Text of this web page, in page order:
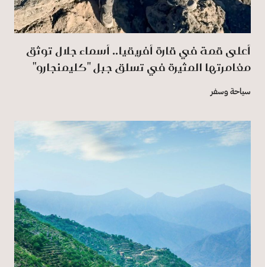
أعلى قمة في قارة أفريقيا.. أسماء جلال توثق
مغامرتها المثيرة في تسلق جبل "كليمنجارو"
سياحة وسفر